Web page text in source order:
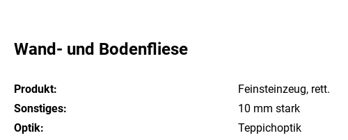
Wand- und Bodenfliese
Produkt:
Feinsteinzeug, rett.
Sonstiges:
10 mm stark
Optik:
Teppichoptik